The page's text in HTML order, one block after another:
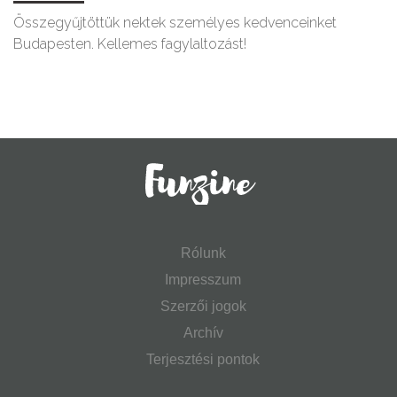
Összegyűjtöttük nektek személyes kedvenceinket
Budapesten. Kellemes fagylaltozást!
Rólunk
Impresszum
Szerzői jogok
Archív
Terjesztési pontok